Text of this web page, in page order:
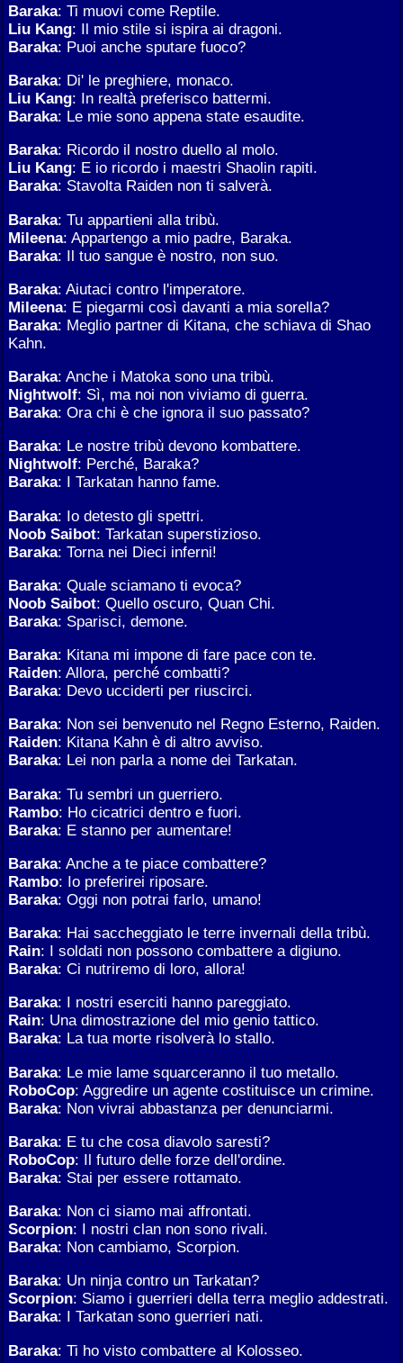
Baraka: Ti muovi come Reptile.
Liu Kang: Il mio stile si ispira ai dragoni.
Baraka: Puoi anche sputare fuoco?
Baraka: Di' le preghiere, monaco.
Liu Kang: In realtà preferisco battermi.
Baraka: Le mie sono appena state esaudite.
Baraka: Ricordo il nostro duello al molo.
Liu Kang: E io ricordo i maestri Shaolin rapiti.
Baraka: Stavolta Raiden non ti salverà.
Baraka: Tu appartieni alla tribù.
Mileena: Appartengo a mio padre, Baraka.
Baraka: Il tuo sangue è nostro, non suo.
Baraka: Aiutaci contro l'imperatore.
Mileena: E piegarmi così davanti a mia sorella?
Baraka: Meglio partner di Kitana, che schiava di Shao
Kahn.
Baraka: Anche i Matoka sono una tribù.
Nightwolf: Sì, ma noi non viviamo di guerra.
Baraka: Ora chi è che ignora il suo passato?
Baraka: Le nostre tribù devono kombattere.
Nightwolf: Perché, Baraka?
Baraka: I Tarkatan hanno fame.
Baraka: Io detesto gli spettri.
Noob Saibot: Tarkatan superstizioso.
Baraka: Torna nei Dieci inferni!
Baraka: Quale sciamano ti evoca?
Noob Saibot: Quello oscuro, Quan Chi.
Baraka: Sparisci, demone.
Baraka: Kitana mi impone di fare pace con te.
Raiden: Allora, perché combatti?
Baraka: Devo ucciderti per riuscirci.
Baraka: Non sei benvenuto nel Regno Esterno, Raiden.
Raiden: Kitana Kahn è di altro avviso.
Baraka: Lei non parla a nome dei Tarkatan.
Baraka: Tu sembri un guerriero.
Rambo: Ho cicatrici dentro e fuori.
Baraka: E stanno per aumentare!
Baraka: Anche a te piace combattere?
Rambo: Io preferirei riposare.
Baraka: Oggi non potrai farlo, umano!
Baraka: Hai saccheggiato le terre invernali della tribù.
Rain: I soldati non possono combattere a digiuno.
Baraka: Ci nutriremo di loro, allora!
Baraka: I nostri eserciti hanno pareggiato.
Rain: Una dimostrazione del mio genio tattico.
Baraka: La tua morte risolverà lo stallo.
Baraka: Le mie lame squarceranno il tuo metallo.
RoboCop: Aggredire un agente costituisce un crimine.
Baraka: Non vivrai abbastanza per denunciarmi.
Baraka: E tu che cosa diavolo saresti?
RoboCop: Il futuro delle forze dell'ordine.
Baraka: Stai per essere rottamato.
Baraka: Non ci siamo mai affrontati.
Scorpion: I nostri clan non sono rivali.
Baraka: Non cambiamo, Scorpion.
Baraka: Un ninja contro un Tarkatan?
Scorpion: Siamo i guerrieri della terra meglio addestrati.
Baraka: I Tarkatan sono guerrieri nati.
Baraka: Ti ho visto combattere al Kolosseo.